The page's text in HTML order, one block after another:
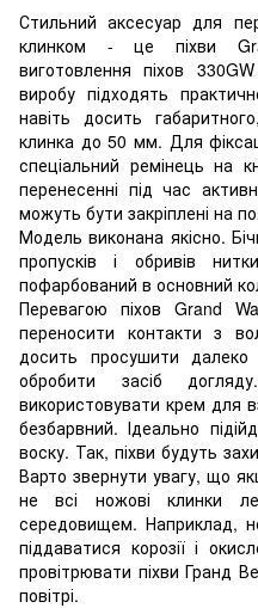
Стильний аксесуар для
клинком - це піхви
виготовлення піхов
виробу підходять
навіть досить
клинка до 50 мм. Для
спеціальний ремінець на
перенесенні під час
можуть бути закріплені на
Модель виконана якісно.
пропусків і обривів
пофарбований в основний
Перевагою піхов Grand
переносити контакти з
досить просушити далеко
обробити засіб
використовувати крем для
безбарвний. Ідеально
воску. Так, піхви будуть
Варто звернути увагу, що
не всі ножові клинки
середовищем. Наприклад,
піддаватися корозії і
провітрювати піхви Гранд
повітрі.